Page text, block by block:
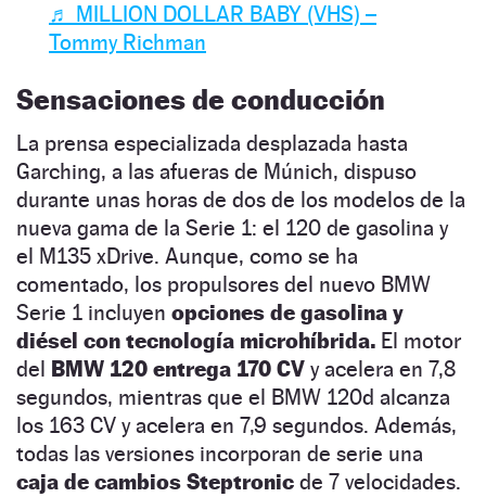
♬ MILLION DOLLAR BABY (VHS) –
Tommy Richman
Sensaciones de conducción
La prensa especializada desplazada hasta
Garching, a las afueras de Múnich, dispuso
durante unas horas de dos de los modelos de la
nueva gama de la Serie 1: el 120 de gasolina y
el M135 xDrive. Aunque, como se ha
comentado, los propulsores del nuevo BMW
Serie 1 incluyen opciones de gasolina y
diésel con tecnología microhíbrida. El motor
del
BMW 120 entrega 170 CV y acelera en 7,8
segundos, mientras que el BMW 120d alcanza
los 163 CV y acelera en 7,9 segundos. Además,
todas las versiones incorporan de serie una
caja de cambios Steptronic de 7 velocidades.